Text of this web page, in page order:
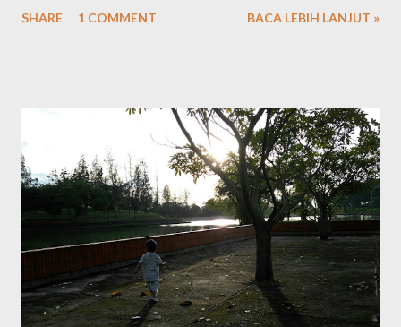
ternyata memori di handphone itu kok cepat banget habisnya.
nya yang full. Alhasil mulailah ngorek-ngorek file lama yang mana
tau bisa dibuang untuk menghemat space harddisk. Diliatin satu
per satu gambar sama video lama, pengen dihapus sayang tapi
kalau ga dihapus jadi sampah. Nah dari sinilah mulai kepikiran
kenapa ga di-upload aja ke internet, ke cloud gitu, biar nantinya
bisa dibuka kapan aja dan dimana saja. Pertanyaan selanjutnya
kan sayang juga gambar-gambar yang sifatnya tidak priva...
SHARE 1 COMMENT BACA LEBIH LANJUT »